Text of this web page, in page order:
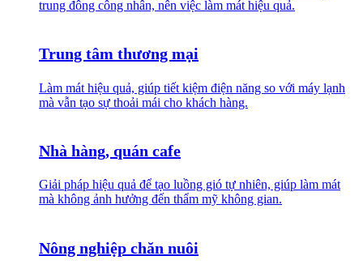
trung đông công nhân, nên việc làm mát hiệu quả.
Trung tâm thương mại
Làm mát hiệu quả, giúp tiết kiệm điện năng so với máy lạnh
mà vẫn tạo sự thoải mái cho khách hàng.
Nhà hàng, quán cafe
Giải pháp hiệu quả để tạo luồng gió tự nhiên, giúp làm mát
mà không ảnh hưởng đến thẩm mỹ không gian.
Nông nghiệp chăn nuôi